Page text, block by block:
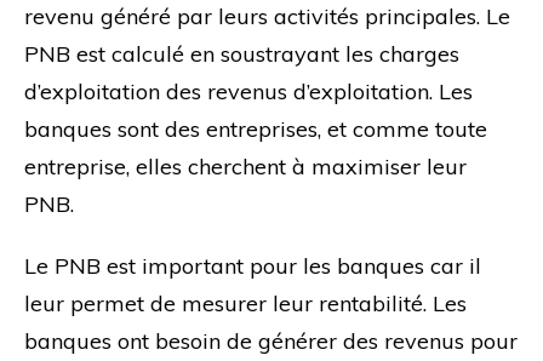
revenu généré par leurs activités principales. Le
PNB est calculé en soustrayant les charges
d’exploitation des revenus d’exploitation. Les
banques sont des entreprises, et comme toute
entreprise, elles cherchent à maximiser leur
PNB.
Le PNB est important pour les banques car il
leur permet de mesurer leur rentabilité. Les
banques ont besoin de générer des revenus pour